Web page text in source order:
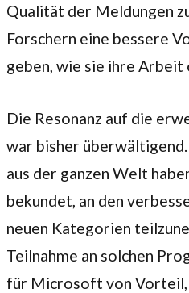
Qualität der Meldungen
Forschern eine bessere
geben, wie sie ihre Arbeit
Die Resonanz auf die
war bisher
aus der ganzen Welt
bekundet, an den
neuen Kategorien
Teilnahme an solchen
für Microsoft von Vorteil,